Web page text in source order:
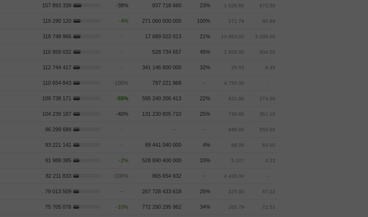
157 893 339 -38% 837 718 660 23% 1 529.80 672.50
119 290 120 -4% 271 060 000 000 100% 271.78 60.89
118 748 966 - 17 689 022 013 21% 13 953.00 3 208.00
116 959 032 - 528 734 657 45% 1 509.50 504.50
112 744 417 - 341 146 800 000 32% 35.55 8.45
110 654 843 -100% 797 221 968 - 4 750.00 -
109 738 171 -55% 595 240 206 413 22% 921.90 274.00
104 239 187 -40% 131 230 805 710 25% 739.80 351.10
96 299 689 - - - 948.60 555.00
93 221 141 - 89 441 040 000 4% 86.00 64.00
91 989 385 -2% 528 890 400 000 33% 5.107 3.22
82 211 833 -100% 865 654 932 - 4 430.00 -
79 013 509 - 267 728 433 618 25% 225.00 67.22
75 705 076 -10% 772 290 295 962 34% 105.79 72.51